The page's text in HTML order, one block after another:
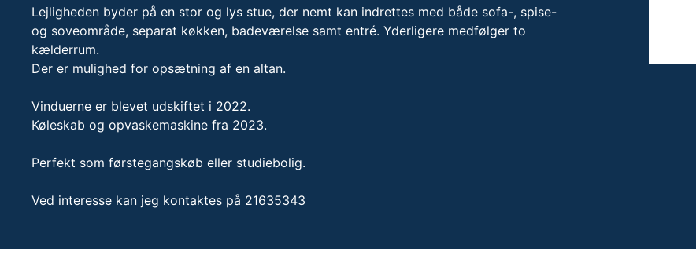
Lejligheden byder på en stor og lys stue, der nemt kan indrettes med både sofa-, spise-
og soveområde, separat køkken, badeværelse samt entré. Yderligere medfølger to
kælderrum.
Der er mulighed for opsætning af en altan.
Vinduerne er blevet udskiftet i 2022.
Køleskab og opvaskemaskine fra 2023.
Perfekt som førstegangskøb eller studiebolig.
Ved interesse kan jeg kontaktes på 21635343